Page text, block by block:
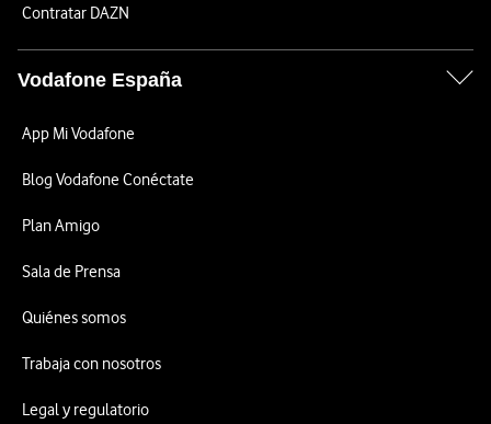
Contratar DAZN
Vodafone España
App Mi Vodafone
Blog Vodafone Conéctate
Plan Amigo
Sala de Prensa
Quiénes somos
Trabaja con nosotros
Legal y regulatorio